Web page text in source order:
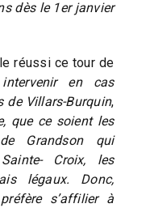
dès le 1er janvier
réussi ce tour de
en cas
de Villars-Burquin,
que ce soient les
Grandson qui
Croix, les
légaux. Donc,
s’affilier à